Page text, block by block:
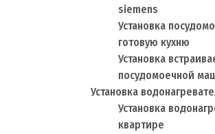
siemens
Установка
готовую кухню
Установка
посудомоечной
Установка
Установка
квартире